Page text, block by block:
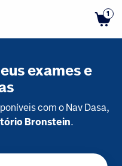
1
exames e
com o Nav Dasa,
Bronstein.